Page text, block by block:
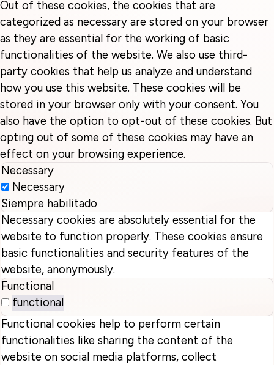
Out of these cookies, the cookies that are
categorized as necessary are stored on your browser
as they are essential for the working of basic
functionalities of the website. We also use third-
party cookies that help us analyze and understand
how you use this website. These cookies will be
stored in your browser only with your consent. You
also have the option to opt-out of these cookies. But
opting out of some of these cookies may have an
effect on your browsing experience.
Necessary
Necessary
Siempre habilitado
Necessary cookies are absolutely essential for the
website to function properly. These cookies ensure
basic functionalities and security features of the
website, anonymously.
Functional
functional
Functional cookies help to perform certain
functionalities like sharing the content of the
website on social media platforms, collect